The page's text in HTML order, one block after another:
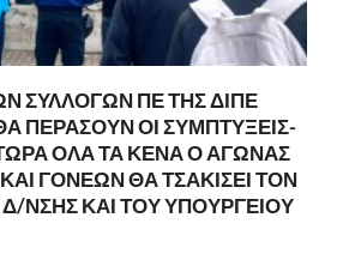
ΣΥΛΛΟΓΩΝ ΠΕ ΤΗΣ ΔΙΠΕ
ΠΕΡΑΣΟΥΝ ΟΙ ΣΥΜΠΤΥΞΕΙΣ-
ΟΛΑ ΤΑ ΚΕΝΑ Ο ΑΓΩΝΑΣ
ΓΟΝΕΩΝ ΘΑ ΤΣΑΚΙΣΕΙ ΤΟΝ
ΝΣΗΣ ΚΑΙ ΤΟΥ ΥΠΟΥΡΓΕΙΟΥ